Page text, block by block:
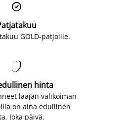

GOLD-patjoille.

hinta
laajan valikoiman
on aina edullinen
Joka päivä.